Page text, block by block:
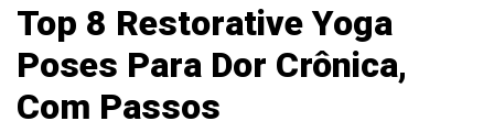
Top 8 Restorative Yoga
Poses Para Dor Crônica,
Com Passos